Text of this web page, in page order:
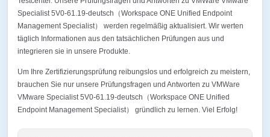
Specialist 5V0-61.19-deutsch（Workspace ONE Unified Endpoint
Management Specialist） werden regelmäßig aktualisiert. Wir werten
täglich Informationen aus den tatsächlichen Prüfungen aus und
integrieren sie in unsere Produkte.
Um Ihre Zertifizierungsprüfung reibungslos und erfolgreich zu meistern,
brauchen Sie nur unsere Prüfungsfragen und Antworten zu VMWare
VMware Specialist 5V0-61.19-deutsch（Workspace ONE Unified
Endpoint Management Specialist） gründlich zu lernen. Viel Erfolg!